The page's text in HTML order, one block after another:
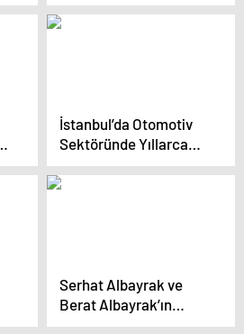
İstanbulspor maçını
İstanbul’da Otomotiv
Sektöründe Yıllarca
Yöneticilik Yapan
Mustafa Aydın,
Serhat Albayrak ve
Berat Albayrak’ın
dayısı Ali Keleş